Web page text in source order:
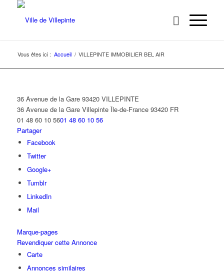
Vous êtes ici : Accueil / VILLEPINTE IMMOBILIER BEL AIR
36 Avenue de la Gare 93420 VILLEPINTE
36 Avenue de la Gare Villepinte Île-de-France 93420 FR
01 48 60 10 5601 48 60 10 56
Partager
Facebook
Twitter
Google+
Tumblr
LinkedIn
Mail
Marque-pages
Revendiquer cette Annonce
Carte
Annonces similaires